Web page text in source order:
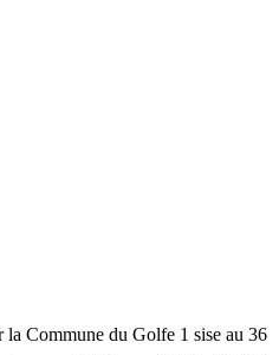
Commune du Golfe 1 sise au 36